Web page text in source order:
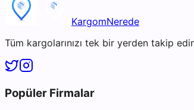
KargomNerede
Tüm kargolarınızı tek bir yerden takip
Popüler Firmalar